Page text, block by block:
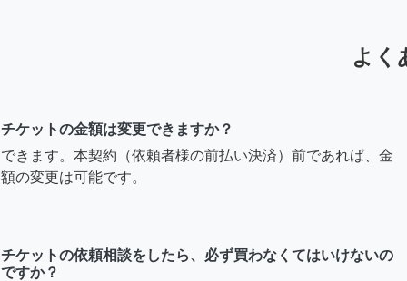
よく
チケットの金額は変更できますか？
できます。本契約（依頼者様の前払い決済）前であれば、金
額の変更は可能です。
チケットの依頼相談をしたら、必ず買わなくてはいけないの
ですか？